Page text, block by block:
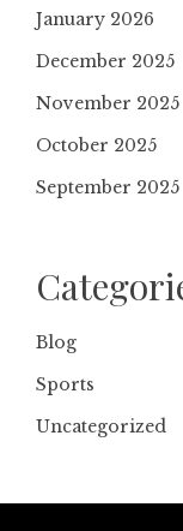
January 2026
December 2025
November 2025
October 2025
September 2025
Blog
Sports
Uncategorized